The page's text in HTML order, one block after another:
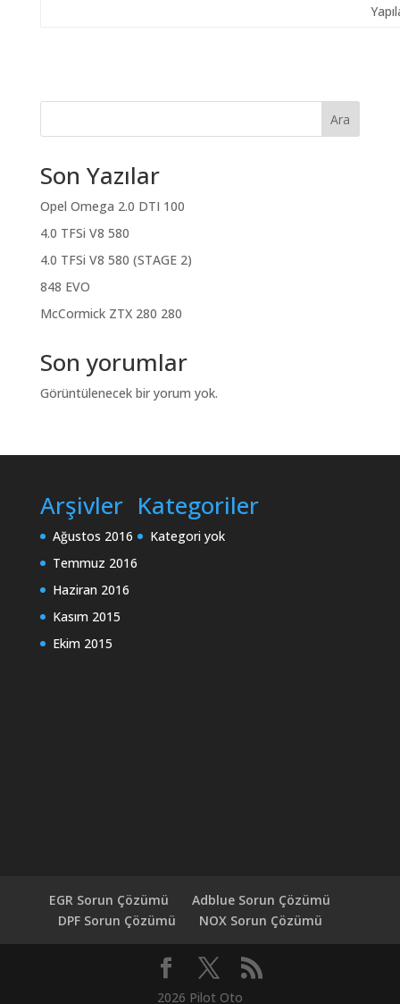
Ara
Son Yazılar
Opel Omega 2.0 DTI 100
4.0 TFSi V8 580
4.0 TFSi V8 580 (STAGE 2)
848 EVO
McCormick ZTX 280 280
Son yorumlar
Görüntülenecek bir yorum yok.
Arşivler
Ağustos 2016
Temmuz 2016
Haziran 2016
Kasım 2015
Ekim 2015
Kategoriler
Kategori yok
EGR Sorun Çözümü
Adblue Sorun Çözümü
DPF Sorun Çözümü
NOX Sorun Çözümü
2026 Pilot Oto